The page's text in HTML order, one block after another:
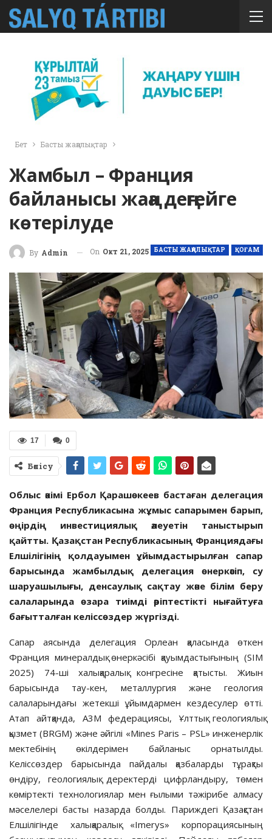
Бет Басты жаңалықтар
Жамбыл – Франция
байланысы жаңа деңгейге
көтерілуде
БАСТЫ ЖАҢАЛЫҚТАР ҚОҒАМ
By Admin On Окт 21, 2025
0
17
Бөлісу
Облыс әкімі Ербол Қарашөкеев бастаған делегация
Франция Республикасына жұмыс сапарымен барып,
өңірдің инвестициялық әлеуетін таныстырып
қайтты. Қазақстан Республикасының Франциядағы
Елшілігінің қолдауымен ұйымдастырылған сапар
барысында жамбылдық делегация өнеркәсіп, су
шаруашылығы, денсаулық сақтау және білім беру
салаларында өзара тиімді әріптестікті нығайтуға
бағытталған келіссөздер жүргізді.
Сапар аясында делегация Орлеан қаласында өткен
Франция минералдық өнеркәсібі қауымдастығының (SIM
2025) 74-ші халықаралық конгресіне қатысты. Жиын
барысында тау-кен, металлургия және геология
салаларындағы жетекші ұйымдармен кездесулер өтті.
Атап айтқанда, A3M федерациясы, Ұлттық геологиялық
қызмет (BRGM) және әйгілі «Mines Paris – PSL» инженерлік
мектебінің өкілдерімен байланыс орнатылды.
Келіссөздер барысында пайдалы қазбаларды тұрақты
өндіру, геологиялық деректерді цифрландыру, төмен
көміртекті технологиялар мен ғылыми тәжірибе алмасу
мәселелері басты назарда болды. Париждегі Қазақстан
Елшілігінде халықаралық «Imerys» корпорациясының